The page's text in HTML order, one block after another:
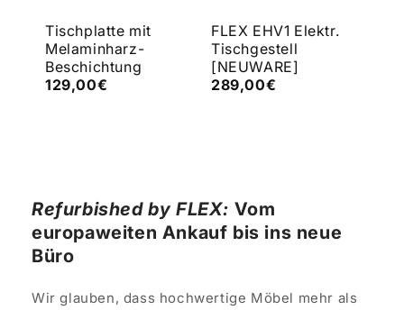
Tischplatte mit
Melaminharz-
Beschichtung
129,00€
FLEX EHV1 Elektr.
Tischgestell
[NEUWARE]
289,00€
Refurbished by FLEX: Vom
europaweiten Ankauf bis ins neue
Büro
Wir glauben, dass hochwertige Möbel mehr als